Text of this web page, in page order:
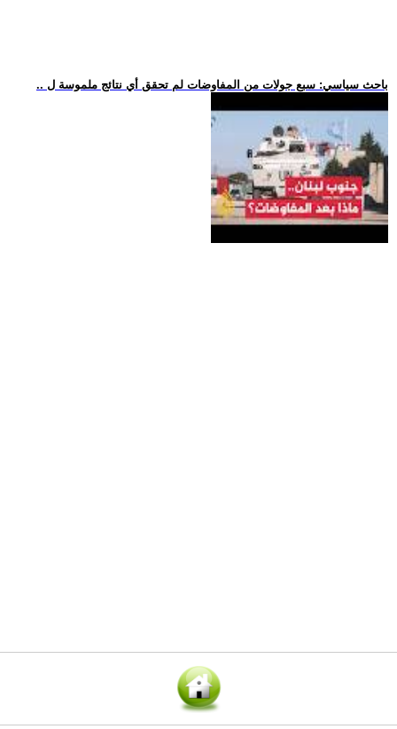
.. باحث سياسي: سبع جولات من المفاوضات لم تحقق أي نتائج ملموسة ل